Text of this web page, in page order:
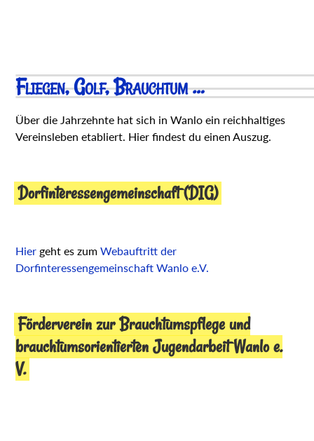
Fliegen, Golf, Brauchtum …
Über die Jahrzehnte hat sich in Wanlo ein reichhaltiges
Vereinsleben etabliert. Hier findest du einen Auszug.
Dorfinteressengemeinschaft (DIG)
Hier geht es zumWebauftritt der
Dorfinteressengemeinschaft Wanlo e.V.
Förderverein zur Brauchtumspflege und
brauchtumsorientierten Jugendarbeit Wanlo e.
V.